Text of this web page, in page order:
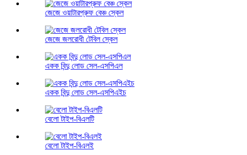
জেজে ওয়াটারপ্রুফ বেঞ্চ স্কেল
জেজে জলরোধী টেবিল স্কেল
একক বিন্দু লোড সেল-এসপিএল
একক বিন্দু লোড সেল-এসপিএইচ
বেলো টাইপ-বিএলটি
বেলো টাইপ-বিএলই